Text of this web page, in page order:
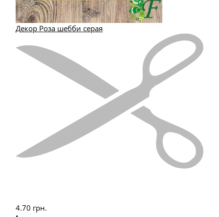
Декор Роза шебби серая
4.70 грн.